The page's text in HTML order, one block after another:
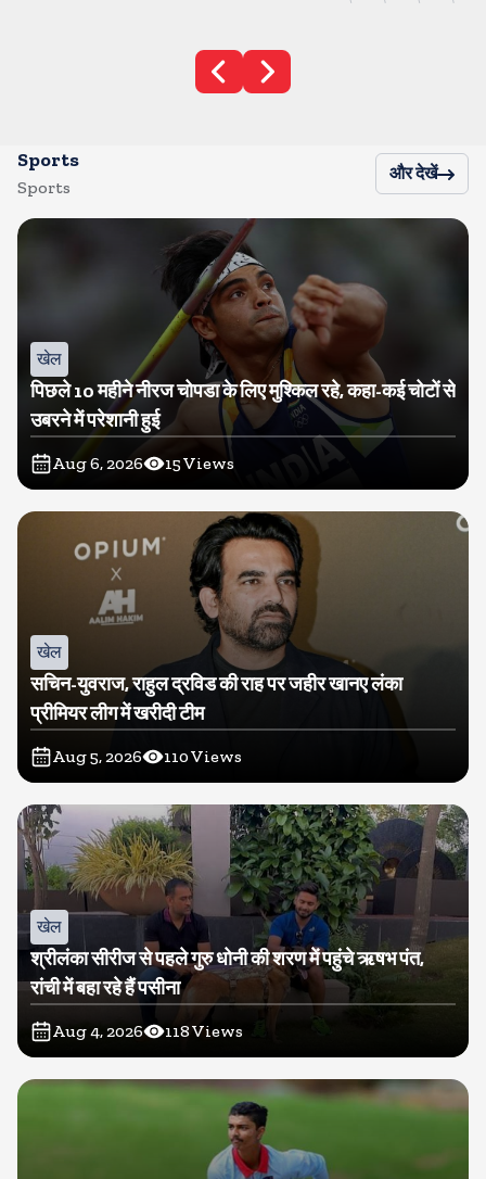
Sports
Sports
और देखें
खेल
पिछले 10 महीने नीरज चोपडा के लिए मुश्किल रहे, कहा-कई चोटों से
उबरने में परेशानी हुई
Aug 6, 2026 15Views
खेल
सचिन-युवराज, राहुल द्रविड की राह पर जहीर खानए लंका
प्रीमियर लीग में खरीदी टीम
Aug 5, 2026 110Views
खेल
श्रीलंका सीरीज से पहले गुरु धोनी की शरण में पहुंचे ऋषभ पंत,
रांची में बहा रहे हैं पसीना
Aug 4, 2026 118Views